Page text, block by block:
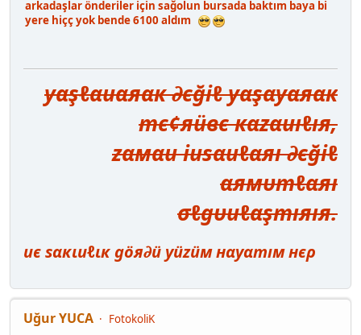
arkadaşlar önderiler için sağolun bursada baktım baya bi
yere hiçç yok bende 6100 aldım
уαşℓαиαяαк ∂єğiℓ уαşαуαяαк
тє¢яüвє кαzαиıℓıя,
zαмαи iиѕαиℓαяı ∂єğiℓ
αямυтℓαяı
σℓgυиℓαşтıяıя.
иє ѕαкιиℓιк göя∂ü уüzüм нαуαтıм нєρ
Uğur YUCA
FotokoliK